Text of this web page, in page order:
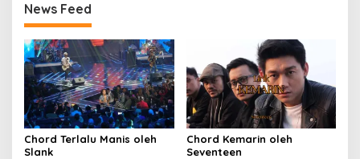
News Feed
Chord Terlalu Manis oleh
Slank
Chord Kemarin oleh
Seventeen